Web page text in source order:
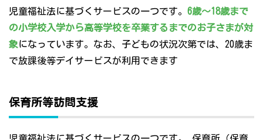
児童福祉法に基づくサービスの一つです。 6歳～18歳まで
の小学校入学から高等学校を卒業するまでのお子さまが対
象になっています。なお、子どもの状況次第では、20歳ま
で放課後等デイサービスが利用できます
保育所等訪問支援